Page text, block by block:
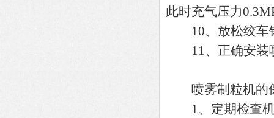
此时充气压力
10、放松绞车
11、正确安装
喷雾制粒机的
1、定期检查机